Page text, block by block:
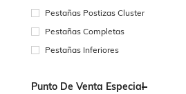
Pestañas Postizas Cluster
Pestañas Completas
Pestañas Inferiores
Punto De Venta Especial